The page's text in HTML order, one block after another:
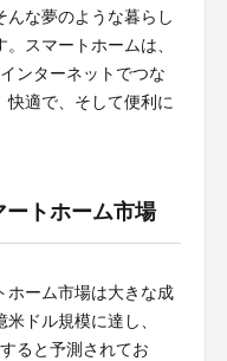
んな夢のような暮らし
スマートホームは、
ンターネットでつな
快適で、そして便利に
ートホーム市場
ホーム市場は大きな成
ドル規模に達し、
ると予測されてお